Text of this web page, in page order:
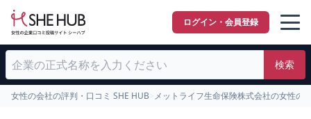
ログイン・会員登録
検索
女性の会社の評判・口コミ SHE HUB メットライフ生命保険株式会社の女性の